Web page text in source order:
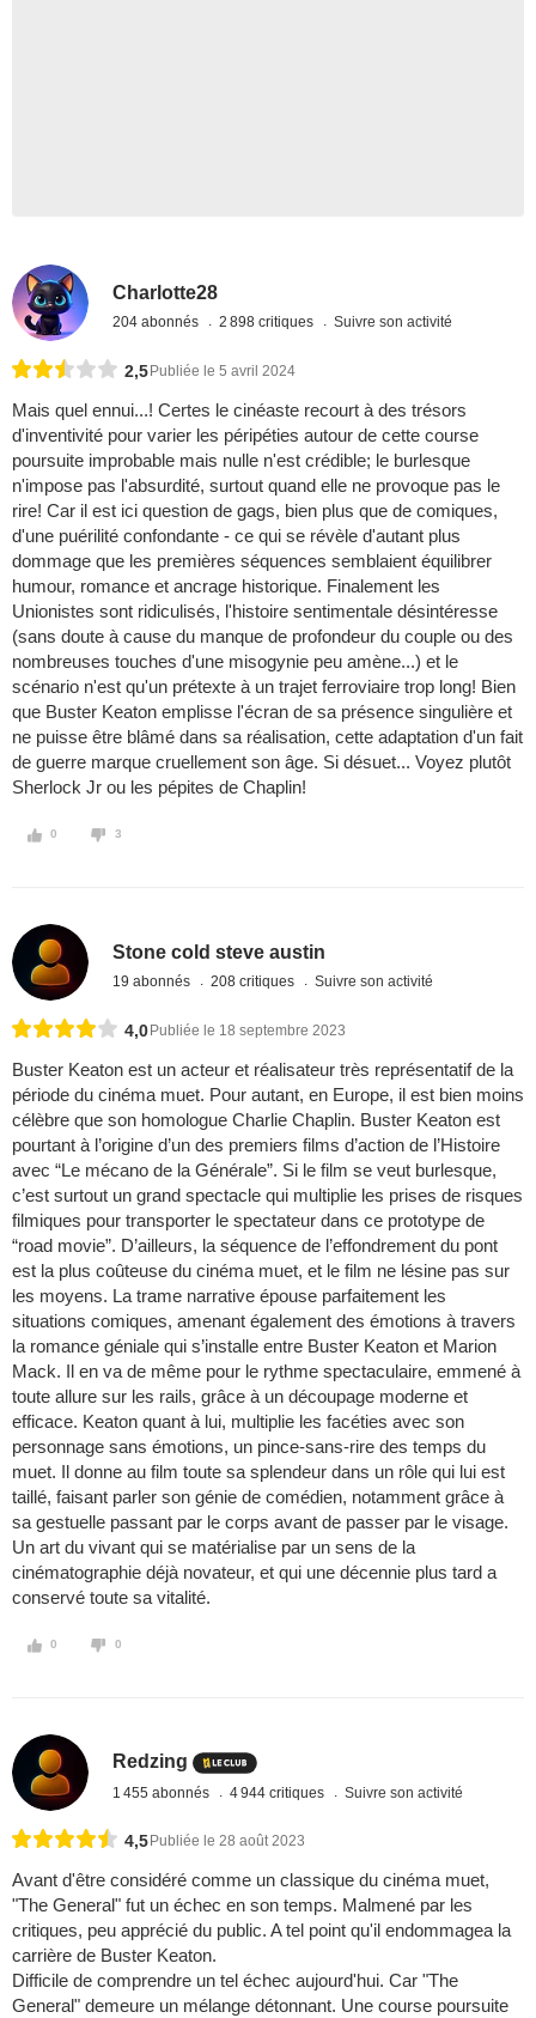
Charlotte28
204 abonnés 2 898 critiques Suivre son activité
2,5 Publiée le 5 avril 2024
Mais quel ennui...! Certes le cinéaste recourt à des trésors
d'inventivité pour varier les péripéties autour de cette course
poursuite improbable mais nulle n'est crédible; le burlesque
n'impose pas l'absurdité, surtout quand elle ne provoque pas le
rire! Car il est ici question de gags, bien plus que de comiques,
d'une puérilité confondante - ce qui se révèle d'autant plus
dommage que les premières séquences semblaient équilibrer
humour, romance et ancrage historique. Finalement les
Unionistes sont ridiculisés, l'histoire sentimentale désintéresse
(sans doute à cause du manque de profondeur du couple ou des
nombreuses touches d'une misogynie peu amène...) et le
scénario n'est qu'un prétexte à un trajet ferroviaire trop long! Bien
que Buster Keaton emplisse l'écran de sa présence singulière et
ne puisse être blâmé dans sa réalisation, cette adaptation d'un fait
de guerre marque cruellement son âge. Si désuet... Voyez plutôt
Sherlock Jr ou les pépites de Chaplin!
0 3
Stone cold steve austin
19 abonnés 208 critiques Suivre son activité
4,0 Publiée le 18 septembre 2023
Buster Keaton est un acteur et réalisateur très représentatif de la
période du cinéma muet. Pour autant, en Europe, il est bien moins
célèbre que son homologue Charlie Chaplin. Buster Keaton est
pourtant à l’origine d’un des premiers films d’action de l’Histoire
avec “Le mécano de la Générale”. Si le film se veut burlesque,
c’est surtout un grand spectacle qui multiplie les prises de risques
filmiques pour transporter le spectateur dans ce prototype de
“road movie”. D’ailleurs, la séquence de l’effondrement du pont
est la plus coûteuse du cinéma muet, et le film ne lésine pas sur
les moyens. La trame narrative épouse parfaitement les
situations comiques, amenant également des émotions à travers
la romance géniale qui s’installe entre Buster Keaton et Marion
Mack. Il en va de même pour le rythme spectaculaire, emmené à
toute allure sur les rails, grâce à un découpage moderne et
efficace. Keaton quant à lui, multiplie les facéties avec son
personnage sans émotions, un pince-sans-rire des temps du
muet. Il donne au film toute sa splendeur dans un rôle qui lui est
taillé, faisant parler son génie de comédien, notamment grâce à
sa gestuelle passant par le corps avant de passer par le visage.
Un art du vivant qui se matérialise par un sens de la
cinématographie déjà novateur, et qui une décennie plus tard a
conservé toute sa vitalité.
0 0
Redzing
1 455 abonnés 4 944 critiques Suivre son activité
4,5 Publiée le 28 août 2023
Avant d'être considéré comme un classique du cinéma muet,
"The General" fut un échec en son temps. Malmené par les
critiques, peu apprécié du public. A tel point qu'il endommagea la
carrière de Buster Keaton.
Difficile de comprendre un tel échec aujourd'hui. Car "The
General" demeure un mélange détonnant. Une course poursuite